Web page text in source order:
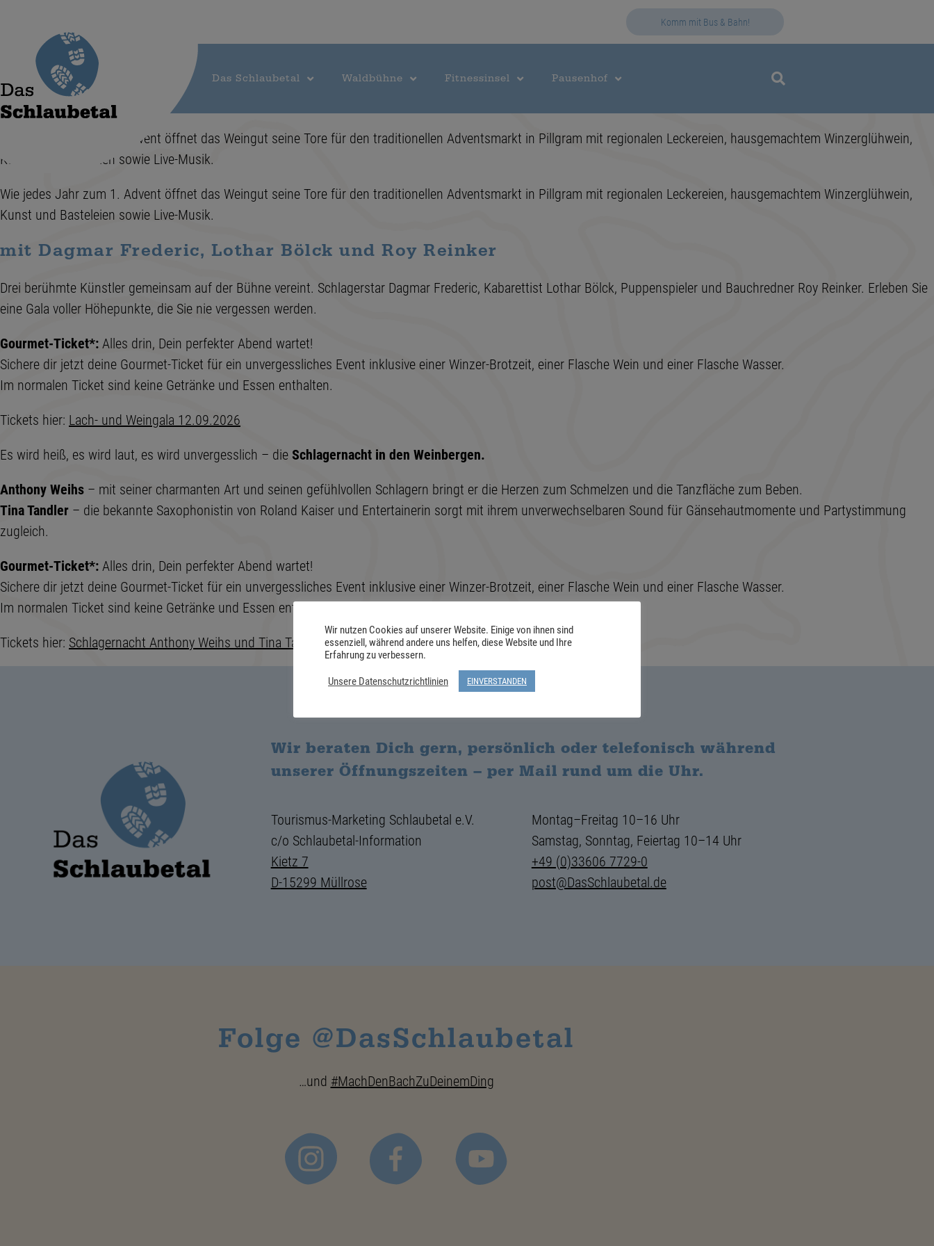
Komm mit Bus & Bahn!
Das Schlaubetal Waldbühne Fitnessinsel Pausenhof
Wie jedes Jahr zum 1. Advent öffnet das Weingut seine Tore für den traditionellen Adventsmarkt in Pillgram mit regionalen Leckereien, hausgemachtem Winzerglühwein,
Kunst und Basteleien sowie Live-Musik.
Wie jedes Jahr zum 1. Advent öffnet das Weingut seine Tore für den traditionellen Adventsmarkt in Pillgram mit regionalen Leckereien, hausgemachtem Winzerglühwein,
Kunst und Basteleien sowie Live-Musik.
mit Dagmar Frederic, Lothar Bölck und Roy Reinker
Drei berühmte Künstler gemeinsam auf der Bühne vereint. Schlagerstar Dagmar Frederic, Kabarettist Lothar Bölck, Puppenspieler und Bauchredner Roy Reinker. Erleben Sie
eine Gala voller Höhepunkte, die Sie nie vergessen werden.
Gourmet-Ticket*: Alles drin, Dein perfekter Abend wartet!
Sichere dir jetzt deine Gourmet-Ticket für ein unvergessliches Event inklusive einer Winzer-Brotzeit, einer Flasche Wein und einer Flasche Wasser.
Im normalen Ticket sind keine Getränke und Essen enthalten.
Tickets hier: Lach- und Weingala 12.09.2026
Es wird heiß, es wird laut, es wird unvergesslich – die Schlagernacht in den Weinbergen.
Anthony Weihs – mit seiner charmanten Art und seinen gefühlvollen Schlagern bringt er die Herzen zum Schmelzen und die Tanzfläche zum Beben.
Tina Tandler – die bekannte Saxophonistin von Roland Kaiser und Entertainerin sorgt mit ihrem unverwechselbaren Sound für Gänsehautmomente und Partystimmung
zugleich.
Gourmet-Ticket*: Alles drin, Dein perfekter Abend wartet!
Sichere dir jetzt deine Gourmet-Ticket für ein unvergessliches Event inklusive einer Winzer-Brotzeit, einer Flasche Wein und einer Flasche Wasser.
Im normalen Ticket sind keine Getränke und Essen enthalten.
Tickets hier: Schlagernacht Anthony Weihs und Tina Tandler 30.08.2026
Wir beraten Dich gern, persönlich oder telefonisch während
unserer Öffnungszeiten – per Mail rund um die Uhr.
Tourismus-Marketing Schlaubetal e.V.
c/o Schlaubetal-Information
Kietz 7
D-15299 Müllrose
Montag–Freitag 10–16 Uhr
Samstag, Sonntag, Feiertag 10–14 Uhr
+49 (0)33606 7729-0
post@DasSchlaubetal.de
Folge @DasSchlaubetal
…und #MachDenBachZuDeinemDing
Wir nutzen Cookies auf unserer Website. Einige von ihnen sind
essenziell, während andere uns helfen, diese Website und Ihre
Erfahrung zu verbessern.
Unsere Datenschutzrichtlinien
EINVERSTANDEN